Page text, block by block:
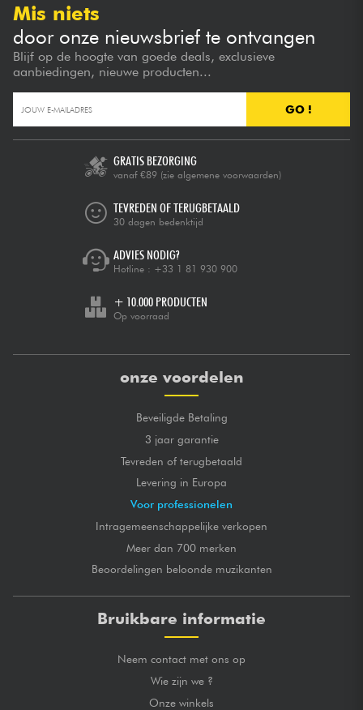
Mis niets
door onze nieuwsbrief te ontvangen
Blijf op de hoogte van goede deals, exclusieve
aanbiedingen, nieuwe producten...
GO !
GRATIS BEZORGING
vanaf €89 (zie algemene voorwaarden)
TEVREDEN OF TERUGBETAALD
30 dagen bedenktijd
ADVIES NODIG?
Hotline : +33 1 81 930 900
+ 10.000 PRODUCTEN
Op voorraad
onze voordelen
Beveiligde Betaling
3 jaar garantie
Tevreden of terugbetaald
Levering in Europa
Voor professionelen
Intragemeenschappelijke verkopen
Meer dan 700 merken
Beoordelingen beloonde muzikanten
Bruikbare informatie
Neem contact met ons op
Wie zijn we ?
Onze winkels